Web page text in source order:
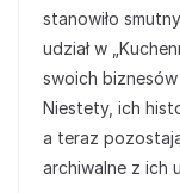
stanowiło
udział w
swoich biznesów
Niestety, ich
a teraz
archiwalne z ich